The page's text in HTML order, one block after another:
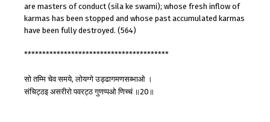
are masters of conduct (sila ke swami); whose fresh inflow of
karmas has been stopped and whose past accumulated karmas
have been fully destroyed. (564)
****************************************
सोतम्मिचेवसमये,लोयग्गेउड्ढागमणसब्भाओ ।
संचिट्ठइअसरीरोपवरट्ठगुणप्पओणिच्चं ॥20 ॥